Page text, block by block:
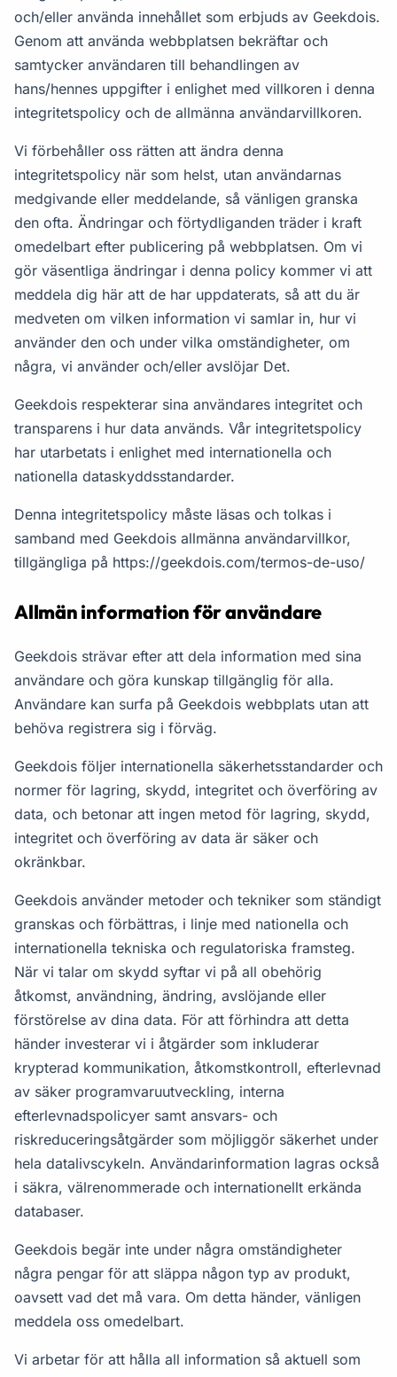
och/eller använda innehållet som erbjuds av Geekdois.
Genom att använda webbplatsen bekräftar och
samtycker användaren till behandlingen av
hans/hennes uppgifter i enlighet med villkoren i denna
integritetspolicy och de allmänna användarvillkoren.
Vi förbehåller oss rätten att ändra denna
integritetspolicy när som helst, utan användarnas
medgivande eller meddelande, så vänligen granska
den ofta. Ändringar och förtydliganden träder i kraft
omedelbart efter publicering på webbplatsen. Om vi
gör väsentliga ändringar i denna policy kommer vi att
meddela dig här att de har uppdaterats, så att du är
medveten om vilken information vi samlar in, hur vi
använder den och under vilka omständigheter, om
några, vi använder och/eller avslöjar Det.
Geekdois respekterar sina användares integritet och
transparens i hur data används. Vår integritetspolicy
har utarbetats i enlighet med internationella och
nationella dataskyddsstandarder.
Denna integritetspolicy måste läsas och tolkas i
samband med Geekdois allmänna användarvillkor,
tillgängliga på https://geekdois.com/termos-de-uso/
Allmän information för användare
Geekdois strävar efter att dela information med sina
användare och göra kunskap tillgänglig för alla.
Användare kan surfa på Geekdois webbplats utan att
behöva registrera sig i förväg.
Geekdois följer internationella säkerhetsstandarder och
normer för lagring, skydd, integritet och överföring av
data, och betonar att ingen metod för lagring, skydd,
integritet och överföring av data är säker och
okränkbar.
Geekdois använder metoder och tekniker som ständigt
granskas och förbättras, i linje med nationella och
internationella tekniska och regulatoriska framsteg.
När vi talar om skydd syftar vi på all obehörig
åtkomst, användning, ändring, avslöjande eller
förstörelse av dina data. För att förhindra att detta
händer investerar vi i åtgärder som inkluderar
krypterad kommunikation, åtkomstkontroll, efterlevnad
av säker programvaruutveckling, interna
efterlevnadspolicyer samt ansvars- och
riskreduceringsåtgärder som möjliggör säkerhet under
hela datalivscykeln. Användarinformation lagras också
i säkra, välrenommerade och internationellt erkända
databaser.
Geekdois begär inte under några omständigheter
några pengar för att släppa någon typ av produkt,
oavsett vad det må vara. Om detta händer, vänligen
meddela oss omedelbart.
Vi arbetar för att hålla all information så aktuell som